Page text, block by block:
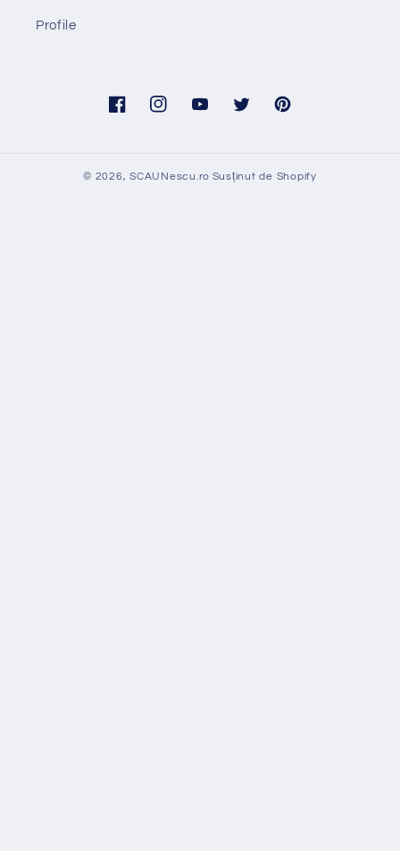
Profile
FacebookInstagramYouTubeTwitter Pinterest
© 2026,SCAUNescu.ro Susținut de Shopify